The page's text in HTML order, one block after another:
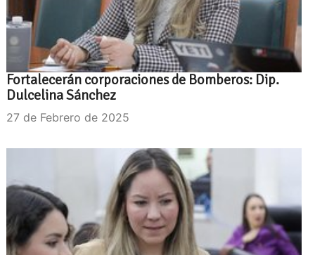
Fortalecerán corporaciones de Bomberos: Dip.
Dulcelina Sánchez
27 de Febrero de 2025